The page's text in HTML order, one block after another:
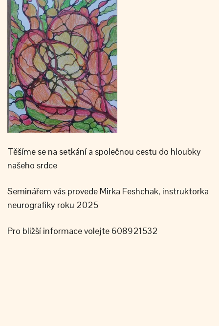
Těšíme se na setkání a společnou cestu do hloubky
našeho srdce
Seminářem vás provede Mirka Feshchak, instruktorka
neurografiky roku 2025
Pro bližší informace volejte 608921532